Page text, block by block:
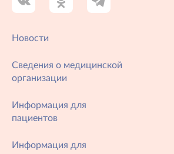
Новости
Сведения о медицинской
организации
Информация для
пациентов
Информация для